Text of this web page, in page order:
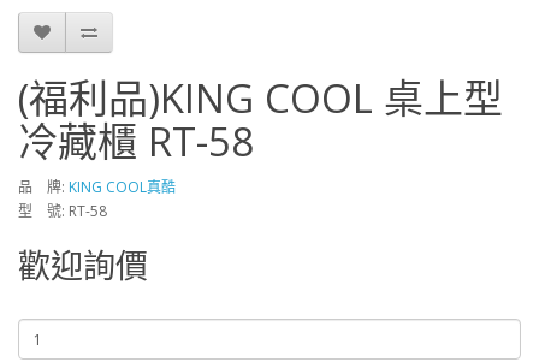
(福利品)KING COOL 桌上型
冷藏櫃 RT-58
品 牌: KING COOL真酷
型 號: RT-58
歡迎詢價